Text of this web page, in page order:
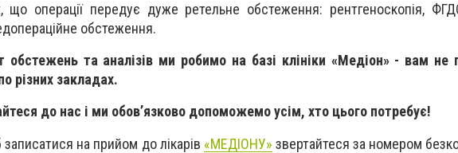
що операції передує дуже ретельне обстеження: рентгеноскопія,
обстеження.
обстежень та аналізів ми робимо на базі клініки «Медіон» - вам не
різних закладах.
до нас і ми обов’язково допоможемо усім, хто цього потребує!
на прийом до лікарів «МЕДІОНУ» звертайтеся за номером